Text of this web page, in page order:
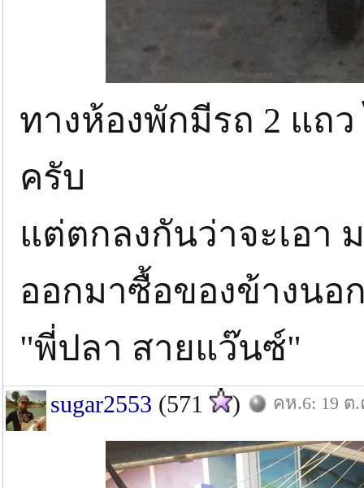
ทางห้องพักมีรถ 2 แถ
ครับ
แต่ตกลงกันว่าจะเอา
ออกมาซื้อของข้างนอ
"พี่ปลา สายแว๊นซ์"
sugar2553 (571 ) คห.6: 19 ต.